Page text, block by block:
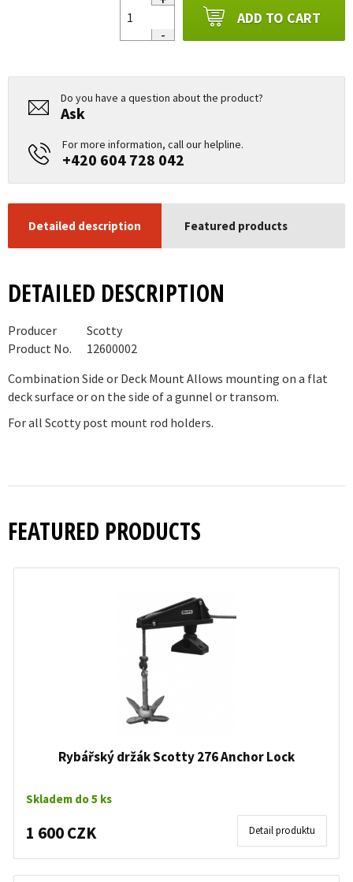
ADD TO CART
Do you have a question about the product?
Ask
For more information, call our helpline.
+420 604 728 042
Detailed description Featured products
DETAILED DESCRIPTION
Producer
Scotty
Product No.
12600002
Combination Side or Deck Mount Allows mounting on a flat
deck surface or on the side of a gunnel or transom.
For all Scotty post mount rod holders.
FEATURED PRODUCTS
Rybářský držák Scotty 276 Anchor Lock
Skladem do 5 ks
1 600 CZK Detail produktu